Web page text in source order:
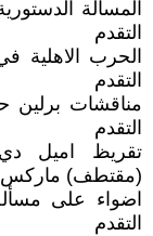
التقدم
التقدم
التقدم
تقريظ اميل دي
(مقتطف) ماركس/انجلز 1988
التقدم